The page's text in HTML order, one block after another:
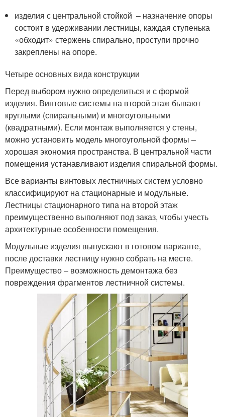
изделия с центральной стойкой – назначение опоры
состоит в удерживании лестницы, каждая ступенька
«обходит» стержень спирально, проступи прочно
закреплены на опоре.
Четыре основных вида конструкции
Перед выбором нужно определиться и с формой
изделия. Винтовые системы на второй этаж бывают
круглыми (спиральными) и многоугольными
(квадратными). Если монтаж выполняется у стены,
можно установить модель многоугольной формы –
хорошая экономия пространства. В центральной части
помещения устанавливают изделия спиральной формы.
Все варианты винтовых лестничных систем условно
классифицируют на стационарные и модульные.
Лестницы стационарного типа на второй этаж
преимущественно выполняют под заказ, чтобы учесть
архитектурные особенности помещения.
Модульные изделия выпускают в готовом варианте,
после доставки лестницу нужно собрать на месте.
Преимущество – возможность демонтажа без
повреждения фрагментов лестничной системы.